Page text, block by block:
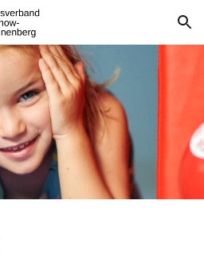
Skip to navigation